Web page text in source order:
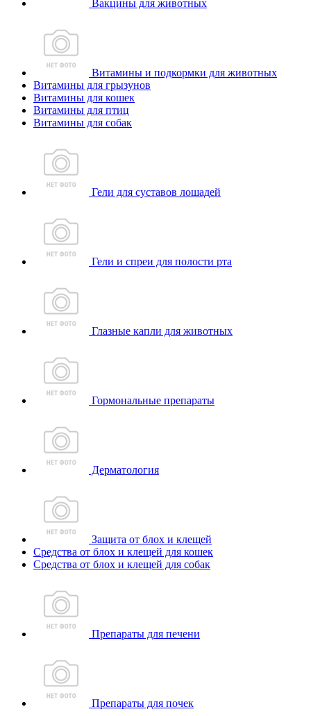
Вакцины для животных
Витамины и подкормки для животных
Витамины для грызунов
Витамины для кошек
Витамины для птиц
Витамины для собак
Гели для суставов лошадей
Гели и спреи для полости рта
Глазные капли для животных
Гормональные препараты
Дерматология
Защита от блох и клещей
Средства от блох и клещей для кошек
Средства от блох и клещей для собак
Препараты для печени
Препараты для почек